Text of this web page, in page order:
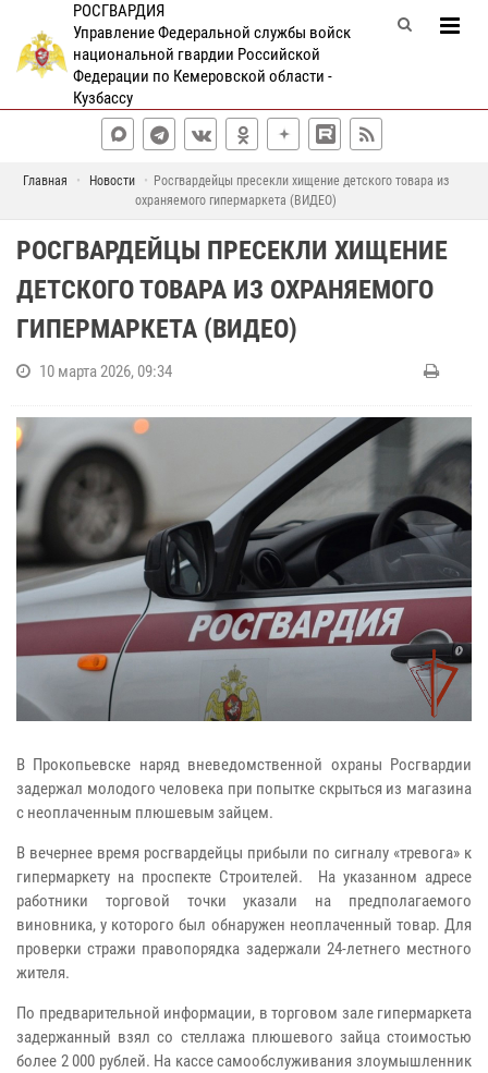
РОСГВАРДИЯ
Управление Федеральной службы войск
национальной гвардии Российской
Федерации по Кемеровской области -
Кузбассу
Главная Новости
Росгвардейцы пресекли хищение детского товара из
охраняемого гипермаркета (ВИДЕО)
РОСГВАРДЕЙЦЫ ПРЕСЕКЛИ ХИЩЕНИЕ
ДЕТСКОГО ТОВАРА ИЗ ОХРАНЯЕМОГО
ГИПЕРМАРКЕТА (ВИДЕО)
10 марта 2026, 09:34
В Прокопьевске наряд вневедомственной охраны Росгвардии
задержал молодого человека при попытке скрыться из магазина
с неоплаченным плюшевым зайцем.
В вечернее время росгвардейцы прибыли по сигналу «тревога» к
гипермаркету на проспекте Строителей. На указанном адресе
работники торговой точки указали на предполагаемого
виновника, у которого был обнаружен неоплаченный товар. Для
проверки стражи правопорядка задержали 24-летнего местного
жителя.
По предварительной информации, в торговом зале гипермаркета
задержанный взял со стеллажа плюшевого зайца стоимостью
более 2 000 рублей. На кассе самообслуживания злоумышленник